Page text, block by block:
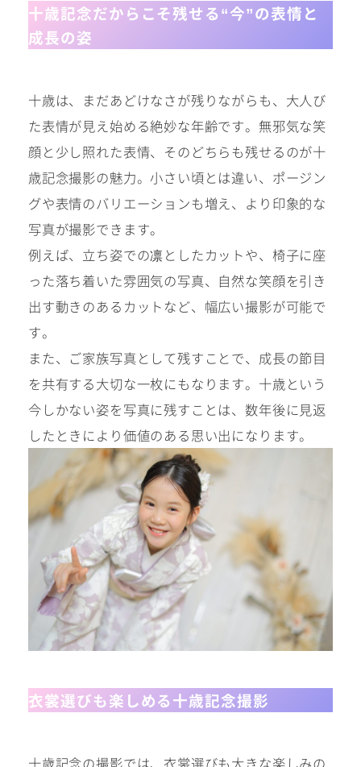
Wedding
collection
Kid's dress
kimono
#サイトマップ
トップページ
ホワイトベルについて
撮影メニュー
撮影の流れ
キッズ衣裳
ウェディング衣裳
キッズ商品
成人･卒業記念商品
アクセス・スタジオ紹介
よくあるご質問
コラム
WEB予約･問合せ
サイトマップ
プライバシーポリシー
#sns
フォトウエディング
ベビー/キッズ
振袖
十歳記念だからこそ残せる“今”の表情と
成長の姿
十歳は、まだあどけなさが残りながらも、大人び
た表情が見え始める絶妙な年齢です。無邪気な笑
顔と少し照れた表情、そのどちらも残せるのが十
歳記念撮影の魅力。小さい頃とは違い、ポージン
グや表情のバリエーションも増え、より印象的な
写真が撮影できます。
例えば、立ち姿での凛としたカットや、椅子に座
った落ち着いた雰囲気の写真、自然な笑顔を引き
出す動きのあるカットなど、幅広い撮影が可能で
す。
また、ご家族写真として残すことで、成長の節目
を共有する大切な一枚にもなります。十歳という
今しかない姿を写真に残すことは、数年後に見返
したときにより価値のある思い出になります。
衣裳選びも楽しめる十歳記念撮影
十歳記念の撮影では、衣裳選びも大きな楽しみの